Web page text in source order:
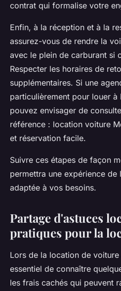
contrat qui formalise votre
Enfin, à la réception et à la
assurez-vous de rendre la
avec le plein de carburant si
Respecter les horaires de
supplémentaires. Si une
particulièrement pour louer à
pouvez envisager de
référence : location voiture
et réservation facile.
Suivre ces étapes de façon
permettra une expérience de
adaptée à vos besoins.
Partage d'astuces
pratiques pour la
Lors de la location de
essentiel de connaître
les frais cachés qui peuvent